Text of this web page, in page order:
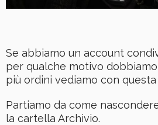
Se abbiamo un account
per qualche motivo
più ordini vediamo con
Partiamo da come
la cartella Archivio.